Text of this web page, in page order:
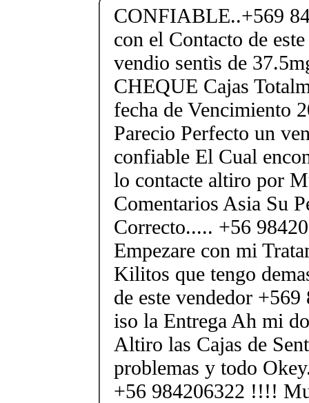
CONFIABLE..+569
con el Contacto de
vendio sentìs de
CHEQUE Cajas
fecha de Vencimiento
Parecio Perfecto un
confiable El Cual
lo contacte altiro por
Comentarios Asia Su
Correcto..... +56
Empezare con mi
Kilitos que tengo
de este vendedor
iso la Entrega Ah mi
Altiro las Cajas de
problemas y todo
+56 984206322 !!!!